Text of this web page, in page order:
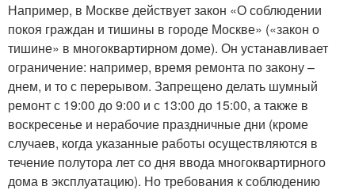
Например, в Москве действует закон «О соблюдении
покоя граждан и тишины в городе Москве» («закон о
тишине» в многоквартирном доме). Он устанавливает
ограничение: например, время ремонта по закону –
днем, и то с перерывом. Запрещено делать шумный
ремонт с 19:00 до 9:00 и с 13:00 до 15:00, а также в
воскресенье и нерабочие праздничные дни (кроме
случаев, когда указанные работы осуществляются в
течение полутора лет со дня ввода многоквартирного
дома в эксплуатацию). Но требования к соблюдению